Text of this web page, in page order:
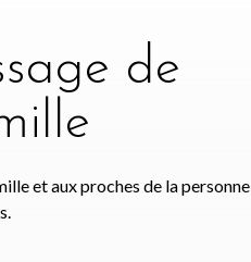
de
et aux proches de la personne